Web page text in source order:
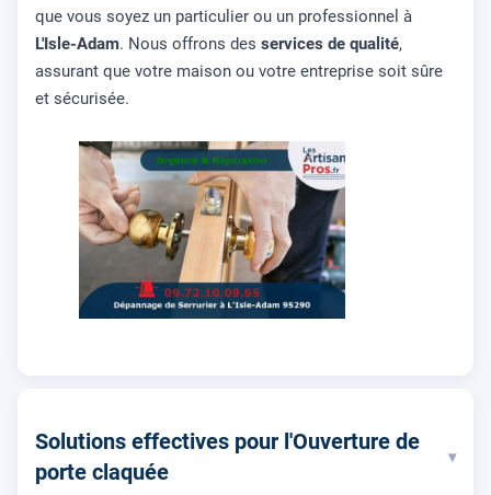
que vous soyez un particulier ou un professionnel à
L'Isle-Adam. Nous offrons des services de qualité,
assurant que votre maison ou votre entreprise soit sûre
et sécurisée.
Solutions effectives pour l'Ouverture de
porte claquée
▾